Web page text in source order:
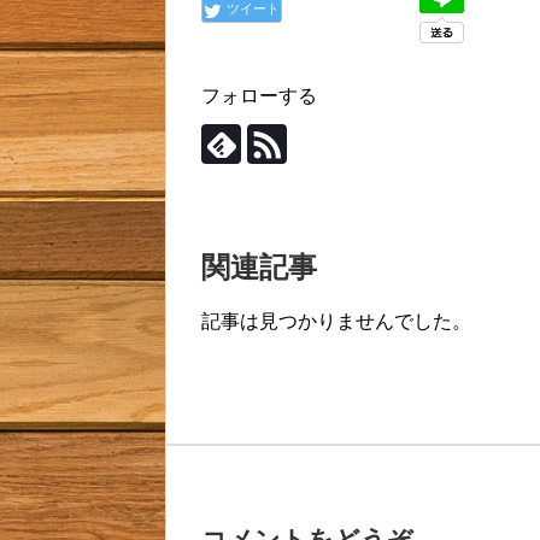
ツイート
フォローする
関連記事
記事は見つかりませんでした。